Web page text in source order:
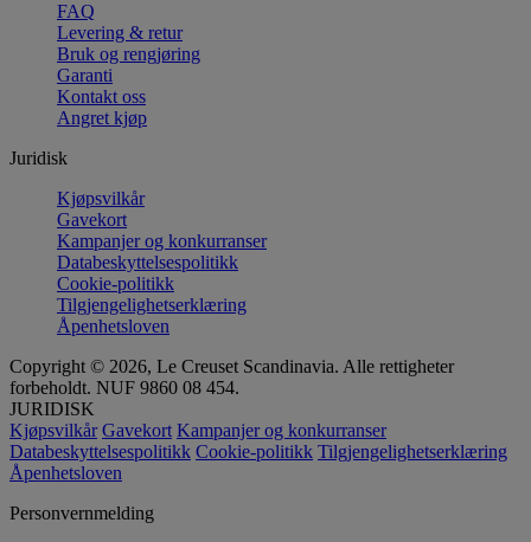
FAQ
Levering & retur
Bruk og rengjøring
Garanti
Kontakt oss
Angret kjøp
Juridisk
Kjøpsvilkår
Gavekort
Kampanjer og konkurranser
Databeskyttelsespolitikk
Cookie-politikk
Tilgjengelighetserklæring
Åpenhetsloven
Copyright © 2026, Le Creuset Scandinavia. Alle rettigheter
forbeholdt. NUF 9860 08 454.
JURIDISK
Kjøpsvilkår Gavekort Kampanjer og konkurranser
Databeskyttelsespolitikk Cookie-politikk Tilgjengelighetserklæring
Åpenhetsloven
Personvernmelding